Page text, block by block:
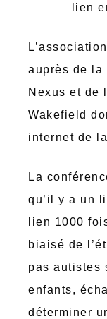
lien
auprès de la
Nexus et de
Wakefield
internet de
La
qu’il y a un
lien 1000
biaisé de
pas autistes
enfants,
déterminer